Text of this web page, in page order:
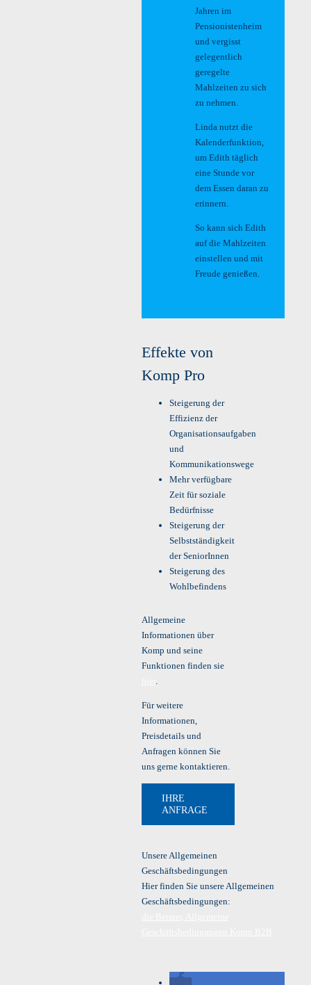
Jahren im
Pensionistenheim
und vergisst
gelegentlich
geregelte
Mahlzeiten zu sich
zu nehmen.
Linda nutzt die
Kalenderfunktion,
um Edith täglich
eine Stunde vor
dem Essen daran zu
erinnern.
So kann sich Edith
auf die Mahlzeiten
einstellen und mit
Freude genießen.
Effekte von
Komp Pro
Steigerung der
Effizienz der
Organisationsaufgaben
und
Kommunikationswege
Mehr verfügbare
Zeit für soziale
Bedürfnisse
Steigerung der
Selbstständigkeit
der SeniorInnen
Steigerung des
Wohlbefindens
Allgemeine
Informationen über
Komp und seine
Funktionen finden sie
Für weitere
Informationen,
Preisdetails und
Anfragen können Sie
uns gerne kontaktieren.
IHRE
ANFRAGE
Unsere Allgemeinen
Geschäftsbedingungen
Hier finden Sie unsere Allgemeinen
Geschäftsbedingungen: